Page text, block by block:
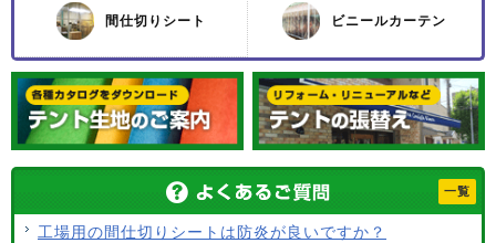
間仕切りシート ビニールカーテン
一覧
工場用の間仕切りシートは防炎が良いですか？